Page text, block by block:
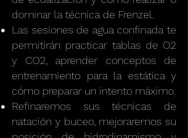
dominar la técnica de Frenzel.
Las sesiones de agua confinada te
permitirán practicar tablas de O2
y CO2, aprender conceptos de
entrenamiento para la estática y
cómo preparar un intento máximo.
Refinaremos sus técnicas de
natación y buceo, mejoraremos su